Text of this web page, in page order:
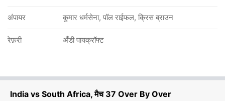
India vs South Africa, मैच 37 Over By Over
अंपायर कुमार धर्मसेना, पॉल राईफल, क्रिस ब्राउन
रेफ़री अँडी पायक्रॉफ्ट